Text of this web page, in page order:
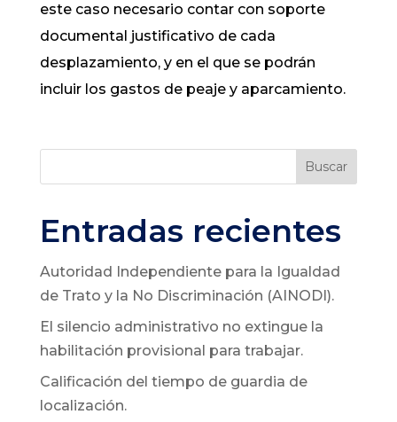
este caso necesario contar con soporte
documental justificativo de cada
desplazamiento, y en el que se podrán
incluir los gastos de peaje y aparcamiento.
Buscar
Entradas recientes
Autoridad Independiente para la Igualdad
de Trato y la No Discriminación (AINODI).
El silencio administrativo no extingue la
habilitación provisional para trabajar.
Calificación del tiempo de guardia de
localización.